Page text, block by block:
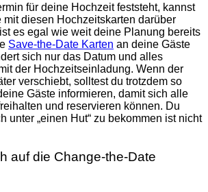
für deine Hochzeit feststeht, kannst
mit diesen Hochzeitskarten darüber
es egal wie weit deine Planung bereits
Save-the-Date Karten an deine Gäste
sich nur das Datum und alles
der Hochzeitseinladung. Wenn der
verschiebt, solltest du trotzdem so
Gäste informieren, damit sich alle
und reservieren können. Du
unter „einen Hut“ zu bekommen ist nicht
auf die Change-the-Date